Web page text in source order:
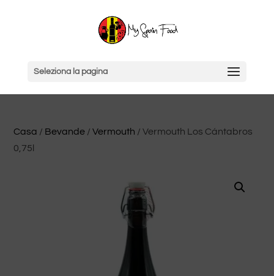
Seleziona la pagina
Casa / Bevande /Vermouth / Vermouth Los Cántabros
0,75l